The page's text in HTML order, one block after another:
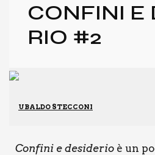
CON­FI­NI E
RIO #2
UBALDO STECCONI
Con­fi­ni e desi­de­rio è un